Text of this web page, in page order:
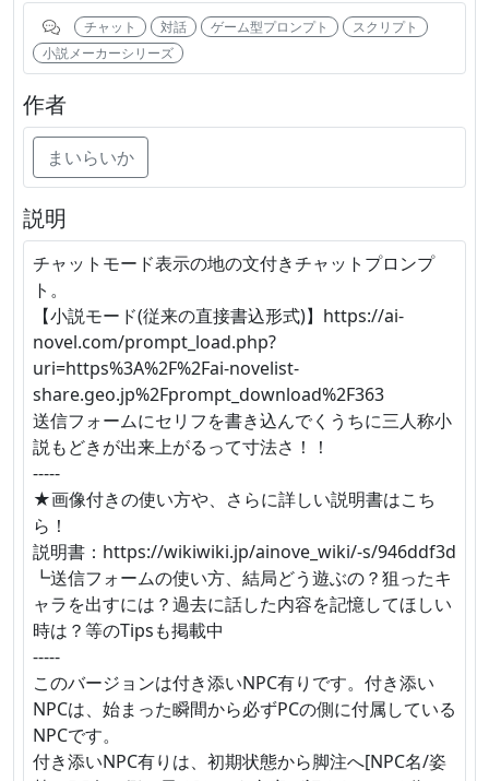
チャット 対話 ゲーム型プロンプト
スクリプト
小説メーカーシリーズ
作者
まいらいか
説明
チャットモード表示の地の文付きチャットプロンプ
ト。
【小説モード(従来の直接書込形式)】https://ai-
novel.com/prompt_load.php?
uri=https%3A%2F%2Fai-novelist-
share.geo.jp%2Fprompt_download%2F363
送信フォームにセリフを書き込んでくうちに三人称小
説もどきが出来上がるって寸法さ！！
-----
★画像付きの使い方や、さらに詳しい説明書はこち
ら！
説明書：https://wikiwiki.jp/ainove_wiki/-s/946ddf3d
┗送信フォームの使い方、結局どう遊ぶの？狙ったキ
ャラを出すには？過去に話した内容を記憶してほしい
時は？等のTipsも掲載中
-----
このバージョンは付き添いNPC有りです。付き添い
NPCは、始まった瞬間から必ずPCの側に付属している
NPCです。
付き添いNPC有りは、初期状態から脚注へ[NPC名/姿